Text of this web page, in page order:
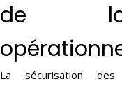
de la
La sécurisation des